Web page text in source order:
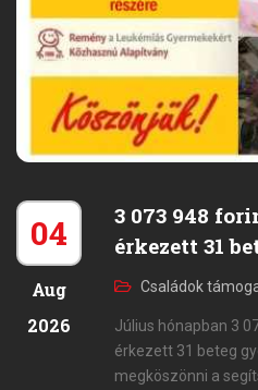
04
Aug
2026
3 073 948
érkezett 31
Családok
Július hónapban 3
érkezett 31 beteg
megköszönni a